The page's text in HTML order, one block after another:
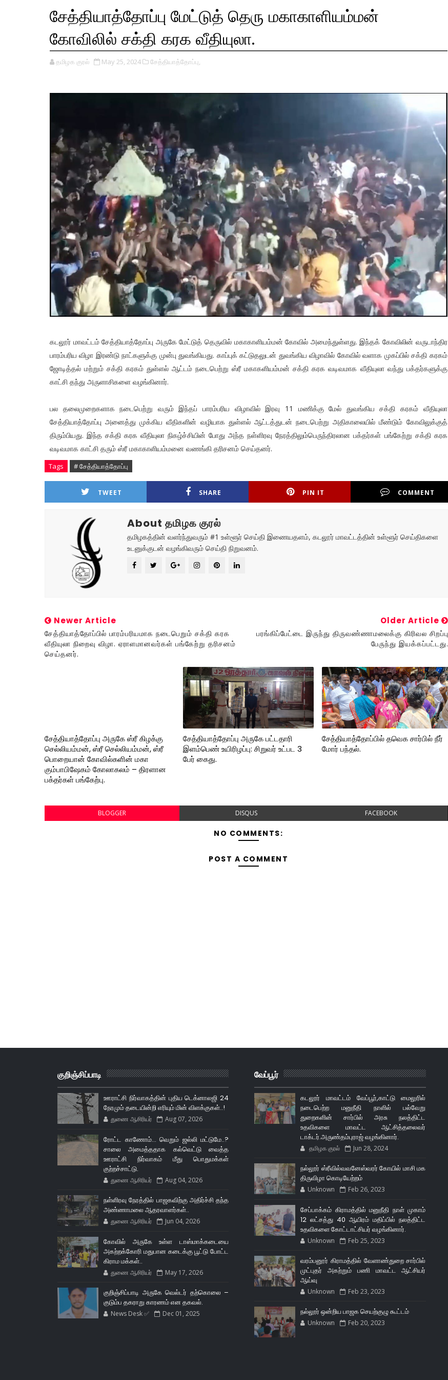
சேத்தியாத்தோப்பு மேட்டுத் தெரு மகாகாளியம்மன்
கோவிலில் சக்தி கரக வீதியுலா.
தமிழக குரல் May 25, 2024 சேத்தியாத்தோப்பு,
கடலூர் மாவட்டம் சேத்தியாத்தோப்பு அருகே மேட்டுத் தெருவில் மகாகாளியம்மன் கோவில் அமைந்துள்ளது. இந்தக் கோவிலின் வருடாந்திர
பாரம்பரிய விழா இரண்டு நாட்களுக்கு முன்பு துவங்கியது. காப்புக் கட்டுதலுடன் துவங்கிய விழாவில் கோவில் வளாக முகப்பில் சக்தி கரகம்
ஜோடித்தல் மற்றும் சக்தி கரகம் துள்ளல் ஆட்டம் நடைபெற்று ஸ்ரீ மகாகளியம்மன் சக்தி கரக வடிவமாக வீதியுலா வந்து பக்தர்களுக்கு
காட்சி தந்து அருளாசிகளை வழங்கினார்.
பல தலைமுறைகளாக நடைபெற்று வரும் இந்தப் பாரம்பரிய விழாவில் இரவு 11 மணிக்கு மேல் துவங்கிய சக்தி கரகம் வீதியுலா
சேத்தியாத்தோப்பு அனைத்து முக்கிய வீதிகளின் வழியாக துள்ளல் ஆட்டத்துடன் நடைபெற்று அதிகாலையில் மீண்டும் கோவிலுக்குத்
திரும்பியது. இந்த சக்தி கரக வீதியுலா நிகழ்ச்சியின் போது அந்த நள்ளிரவு நேரத்திலும்பெருந்திரலான பக்தர்கள் பங்கேற்று சக்தி கரக
வடிவமாக காட்சி தரும் ஸ்ரீ மகாகாளியம்மனை வணங்கி தரிசனம் செய்தனர்.
Tags # சேத்தியாத்தோப்பு
TWEET SHARE PIN IT COMMENT
About தமிழக குரல்
தமிழகத்தின் வளர்ந்துவரும் #1 உள்ளூர் செய்தி இணையதளம், கடலூர் மாவட்டத்தின் உள்ளூர் செய்திகளை
உடனுக்குடன் வழங்கிவரும் செய்தி நிறுவனம்.
Newer Article
சேத்தியாத்தோப்பில் பாரம்பரியமாக நடைபெறும் சக்தி கரக
வீதியுலா நிறைவு விழா. ஏராளமானவர்கள் பங்கேற்று தரிசனம்
செய்தனர்.
Older Article
பரங்கிப்பேட்டை இருந்து திருவண்ணாமலைக்கு கிரிவல சிறப்பு
பேருந்து இயக்கப்பட்டது.
சேத்தியாத்தோப்பு அருகே ஸ்ரீ கிழக்கு
செல்லியம்மன், ஸ்ரீ செல்லியம்மன், ஸ்ரீ
பொறையான் கோவில்களின் மகா
கும்பாபிஷேகம் கோலாகலம் – திரளான
பக்தர்கள் பங்கேற்பு.
சேத்தியாத்தோப்பு அருகே பட்டதாரி
இளம்பெண் உயிரிழப்பு: சிறுவர் உட்பட 3
பேர் கைது.
சேத்தியாத்தோப்பில் தவெக சார்பில் நீர்
மோர் பந்தல்.
BLOGGER DISQUS FACEBOOK
NO COMMENTS:
POST A COMMENT
குறிஞ்சிப்பாடி
ஊராட்சி நிர்வாகத்தின் புதிய டெக்னாலஜி 24
நேரமும் தடையின்றி எரியும் மின் விளக்குகள்..!
துணை ஆசிரியர் Aug 07, 2026
ரோட்ட காணோம்... வெறும் ஜல்லி மட்டுமே..?
சாலை அமைத்ததாக கல்வெட்டு வைத்த
ஊராட்சி நிர்வாகம் மீது பொதுமக்கள்
குற்றச்சாட்டு.
துணை ஆசிரியர் Aug 04, 2026
நள்ளிரவு நேரத்தில் பாஜகவிற்கு அதிர்ச்சி தந்த
அண்ணாமலை ஆதரவாளர்கள்..
துணை ஆசிரியர் Jun 04, 2026
கோவில் அருகே உள்ள டாஸ்மாக்கடையை
அகற்றக்கோரி மதுபான கடைக்கு பூட்டு போட்ட
கிராம மக்கள்..
துணை ஆசிரியர் May 17, 2026
குறிஞ்சிப்பாடி அருகே வெல்டர் தற்கொலை –
குடும்ப தகராறு காரணம் என தகவல்.
News Desk ✅ Dec 01, 2025
வேப்பூர்
கடலூர் மாவட்டம் வேப்பூர்,காட்டு மைலுரில்
நடைபெற்ற மனுநீதி நாளில் பல்வேறு
துறைகளின் சார்பில் அரசு நலத்திட்ட
உதவிகளை மாவட்ட ஆட்சித்தலைவர்
டாக்டர்.அருண்தம்புராஜ் வழங்கினார்.
தமிழக குரல் Jun 28, 2024
நல்லூர் ஸ்ரீவில்வவனேஸ்வரர் கோயில் மாசி மக
திருவிழா கொடியேற்றம்
Unknown Feb 26, 2023
சேப்பாக்கம் கிராமத்தில் மனுநீதி நாள் முகாம்
12 லட்சத்து 40 ஆயிரம் மதிப்பில் நலத்திட்ட
உதவிகளை கோட்டாட்சியர் வழங்கினார்.
Unknown Feb 25, 2023
வரம்பனூர் கிராமத்தில் வேளாண்துறை சார்பில்
முட்புதர் அகற்றும் பணி மாவட்ட ஆட்சியர்
ஆய்வு
Unknown Feb 23, 2023
நல்லூர் ஒன்றிய பாஜக செயற்குழு கூட்டம்
Unknown Feb 20, 2023